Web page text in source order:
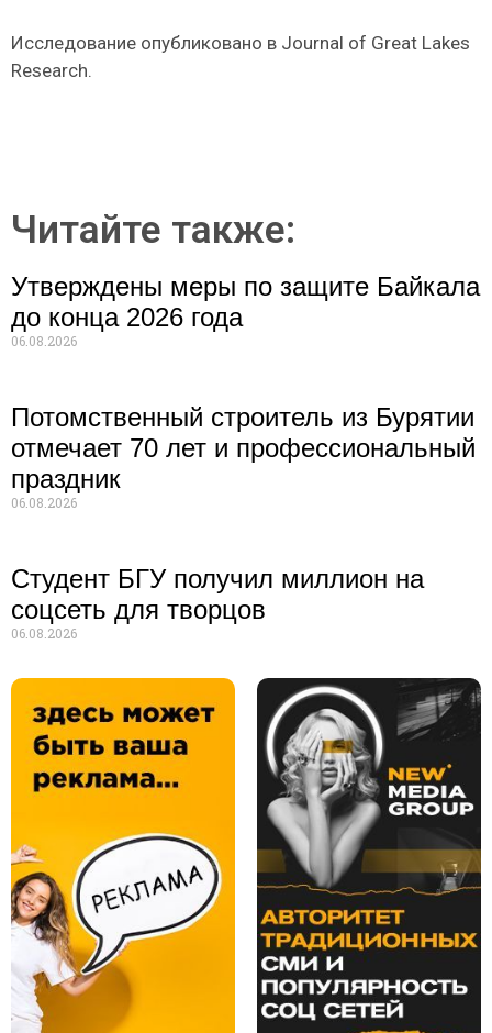
Исследование опубликовано в Journal of Great Lakes
Research.
Читайте также:
Утверждены меры по защите Байкала
до конца 2026 года
06.08.2026
Потомственный строитель из Бурятии
отмечает 70 лет и профессиональный
праздник
06.08.2026
Студент БГУ получил миллион на
соцсеть для творцов
06.08.2026